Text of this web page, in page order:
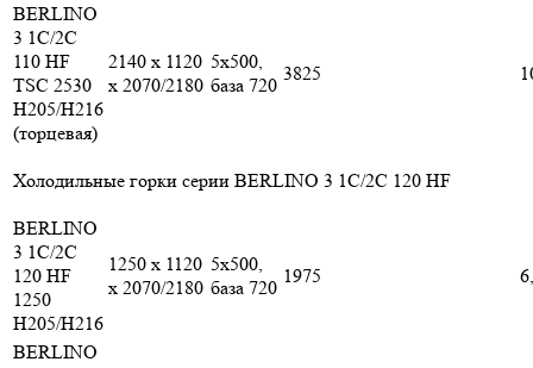
BERLINO
3 1C/2C
110 HF
TSC 2530
H205/H216
(торцевая)
2140 x 1120
x 2070/2180
5х500,
база 720
3825
Холодильные горки серии BERLINO 3 1С/2С 120 HF
BERLINO
3 1C/2C
120 HF
1250
H205/H216
1250 x 1120
x 2070/2180
5х500,
база 720
1975
BERLINO